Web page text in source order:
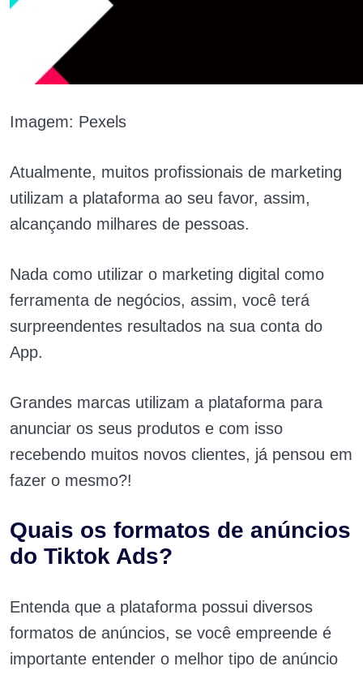
Imagem: Pexels
Atualmente, muitos profissionais de marketing
utilizam a plataforma ao seu favor, assim,
alcançando milhares de pessoas.
Nada como utilizar o marketing digital como
ferramenta de negócios, assim, você terá
surpreendentes resultados na sua conta do
App.
Grandes marcas utilizam a plataforma para
anunciar os seus produtos e com isso
recebendo muitos novos clientes, já pensou em
fazer o mesmo?!
Quais os formatos de anúncios
do Tiktok Ads?
Entenda que a plataforma possui diversos
formatos de anúncios, se você empreende é
importante entender o melhor tipo de anúncio